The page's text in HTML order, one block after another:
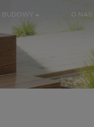
BUDOWY O NAS